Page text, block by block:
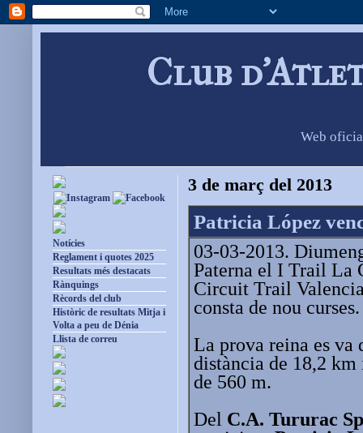
Club
Web
3 de març del 2013
Patricia López
03-03-2013.
Paterna el I Trail La
Circuit Trail
consta de nou curses.
La prova reina es va
distància de 18,2
de 560 m.
Del C.A. Tururac
Notícies
Reglament i quotes 2025
Resultats més destacats
Rànquings
Rècords del club
Històric de resultats Mitja i
Volta a peu de Dénia
Llista de correu